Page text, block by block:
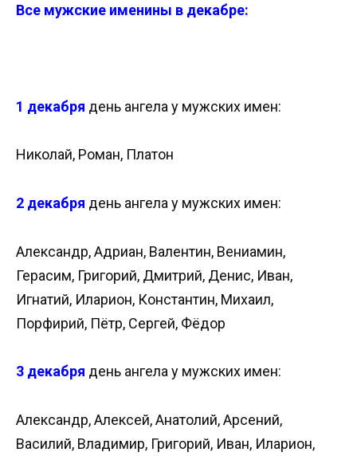
Все мужские именины в декабре:
1 декабря день ангела у мужских имен:
Николай, Роман, Платон
2 декабря день ангела у мужских имен:
Александр, Адриан, Валентин, Вениамин,
Герасим, Григорий, Дмитрий, Денис, Иван,
Игнатий, Иларион, Константин, Михаил,
Порфирий, Пётр, Сергей, Фёдор
3 декабря день ангела у мужских имен:
Александр, Алексей, Анатолий, Арсений,
Василий, Владимир, Григорий, Иван, Иларион,